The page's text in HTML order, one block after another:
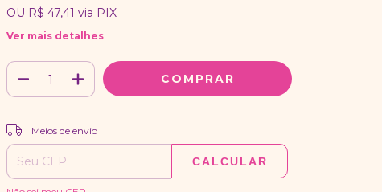
OU R$ 47,41 via PIX
Ver mais detalhes
Entregas para o CEP:
Meios de envio
CALCULAR